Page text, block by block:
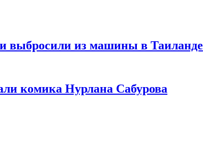
выбросили из машины в Таиланде
комика Нурлана Сабурова